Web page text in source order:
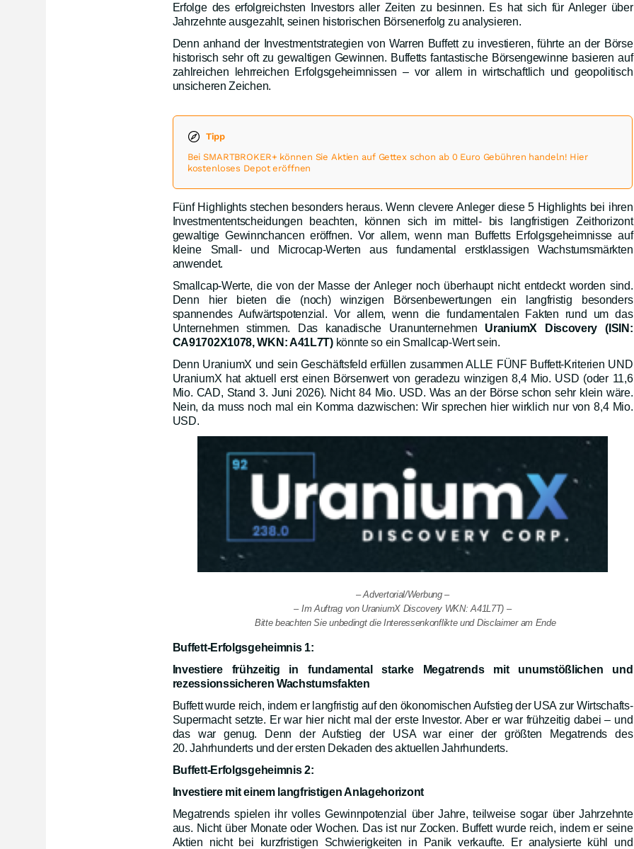
Erfolge des erfolgreichsten Investors aller Zeiten zu besinnen. Es hat sich für Anleger über
Jahrzehnte ausgezahlt, seinen historischen Börsenerfolg zu analysieren.
Denn anhand der Investmentstrategien von Warren Buffett zu investieren, führte an der Börse
historisch sehr oft zu gewaltigen Gewinnen. Buffetts fantastische Börsengewinne basieren auf
zahlreichen lehrreichen Erfolgsgeheimnissen – vor allem in wirtschaftlich und geopolitisch
unsicheren Zeichen.
Tipp
Bei SMARTBROKER+ können Sie Aktien auf Gettex schon ab 0 Euro Gebühren handeln! Hier
kostenloses Depot eröffnen
Fünf Highlights stechen besonders heraus. Wenn clevere Anleger diese 5 Highlights bei ihren
Investmententscheidungen beachten, können sich im mittel- bis langfristigen Zeithorizont
gewaltige Gewinnchancen eröffnen. Vor allem, wenn man Buffetts Erfolgsgeheimnisse auf
kleine Small- und Microcap-Werten aus fundamental erstklassigen Wachstumsmärkten
anwendet.
Smallcap-Werte, die von der Masse der Anleger noch überhaupt nicht entdeckt worden sind.
Denn hier bieten die (noch) winzigen Börsenbewertungen ein langfristig besonders
spannendes Aufwärtspotenzial. Vor allem, wenn die fundamentalen Fakten rund um das
Unternehmen stimmen. Das kanadische Uranunternehmen UraniumX Discovery (ISIN:
CA91702X1078, WKN: A41L7T)könnte so ein Smallcap-Wert sein.
Denn UraniumX und sein Geschäftsfeld erfüllen zusammen ALLE FÜNF Buffett-Kriterien UND
UraniumX hat aktuell erst einen Börsenwert von geradezu winzigen 8,4 Mio. USD (oder 11,6
Mio. CAD, Stand 3. Juni 2026). Nicht 84 Mio. USD. Was an der Börse schon sehr klein wäre.
Nein, da muss noch mal ein Komma dazwischen: Wir sprechen hier wirklich nur von 8,4 Mio.
USD.
– Advertorial/Werbung –
– Im Auftrag von UraniumX Discovery WKN: A41L7T) –
Bitte beachten Sie unbedingt die Interessenkonflikte und Disclaimer am Ende
Buffett-Erfolgsgeheimnis 1:
Investiere frühzeitig in fundamental starke Megatrends mit unumstößlichen und
rezessionssicheren Wachstumsfakten
Buffett wurde reich, indem er langfristig auf den ökonomischen Aufstieg der USA zur Wirtschafts-
Supermacht setzte. Er war hier nicht mal der erste Investor. Aber er war frühzeitig dabei – und
das war genug. Denn der Aufstieg der USA war einer der größten Megatrends des
20. Jahrhunderts und der ersten Dekaden des aktuellen Jahrhunderts.
Buffett-Erfolgsgeheimnis 2:
Investiere mit einem langfristigen Anlagehorizont
Megatrends spielen ihr volles Gewinnpotenzial über Jahre, teilweise sogar über Jahrzehnte
aus. Nicht über Monate oder Wochen. Das ist nur Zocken. Buffett wurde reich, indem er seine
Aktien nicht bei kurzfristigen Schwierigkeiten in Panik verkaufte. Er analysierte kühl und